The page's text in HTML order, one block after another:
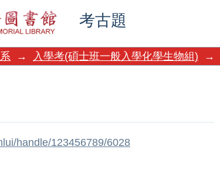
考古題
→ 入學考(碩士班一般入學化學生物組) →
handle/123456789/6028